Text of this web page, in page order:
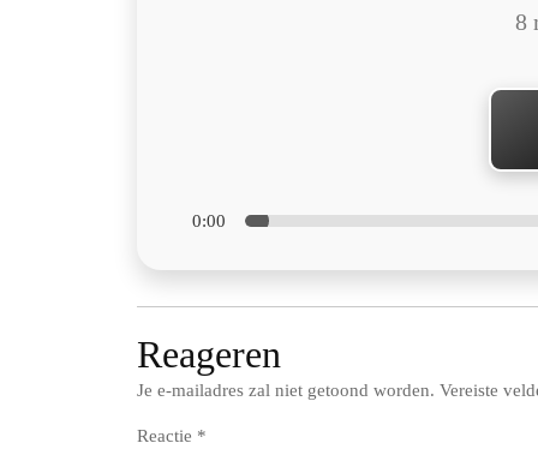
8
0:00
Reageren
Je e-mailadres zal niet getoond worden. Vereiste
Reactie *